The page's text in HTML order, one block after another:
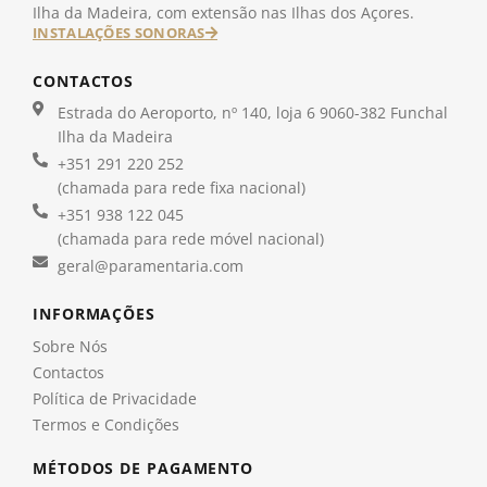
Ilha da Madeira, com extensão nas Ilhas dos Açores.
INSTALAÇÕES SONORAS
CONTACTOS
Estrada do Aeroporto, nº 140, loja 6 9060-382 Funchal
Ilha da Madeira
+351 291 220 252
(chamada para rede fixa nacional)
+351 938 122 045
(chamada para rede móvel nacional)
geral@paramentaria.com
INFORMAÇÕES
Sobre Nós
Contactos
Política de Privacidade
Termos e Condições
MÉTODOS DE PAGAMENTO